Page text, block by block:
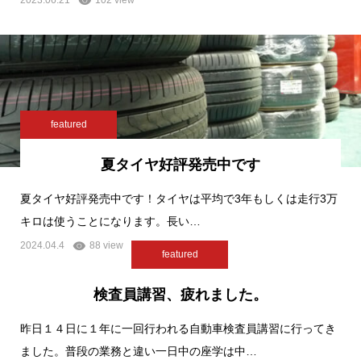
featured
夏タイヤ好評発売中です
夏タイヤ好評発売中です！タイヤは平均で3年もしくは走行3万
キロは使うことになります。長い…
2024.04.4 88 view
featured
検査員講習、疲れました。
昨日１４日に１年に一回行われる自動車検査員講習に行ってき
ました。普段の業務と違い一日中の座学は中…